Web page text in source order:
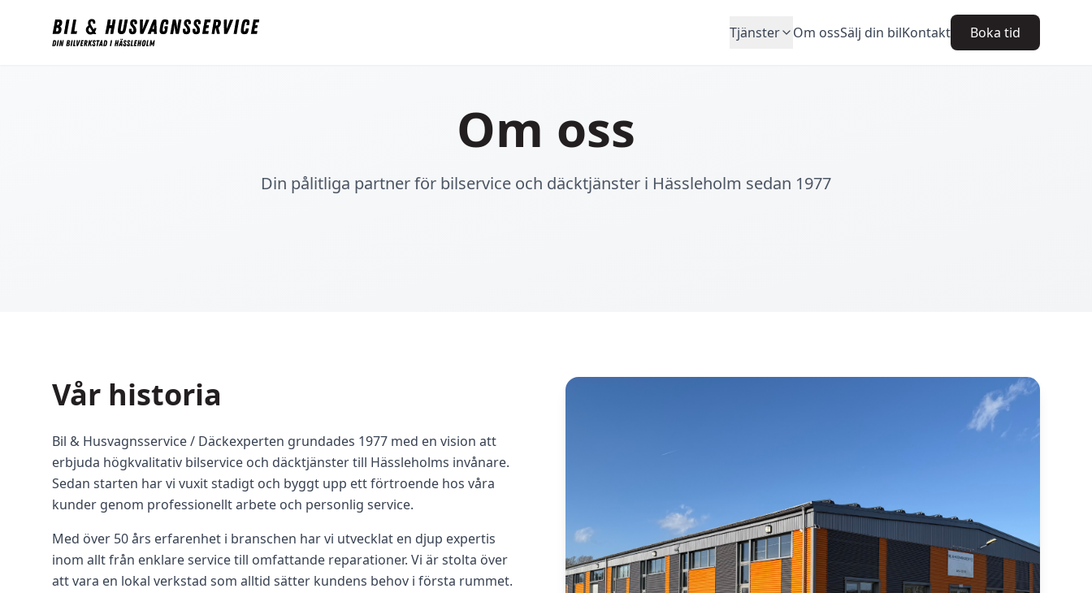
Tjänster Om ossSälj din bilKontakt Boka tid
Om oss
Din pålitliga partner för bilservice och däcktjänster i Hässleholm sedan 1977
Vår historia
Bil & Husvagnsservice / Däckexperten grundades 1977 med en vision att
erbjuda högkvalitativ bilservice och däcktjänster till Hässleholms invånare.
Sedan starten har vi vuxit stadigt och byggt upp ett förtroende hos våra
kunder genom professionellt arbete och personlig service.
Med över 50 års erfarenhet i branschen har vi utvecklat en djup expertis
inom allt från enklare service till omfattande reparationer. Vi är stolta över
att vara en lokal verkstad som alltid sätter kundens behov i första rummet.